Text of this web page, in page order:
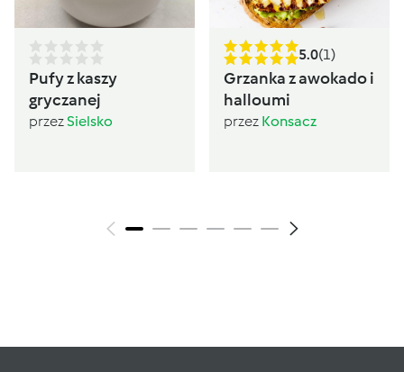
Pufy z kaszy
gryczanej
przezSielsko
5.0(1)
Grzanka z awokado i
halloumi
przez Konsacz